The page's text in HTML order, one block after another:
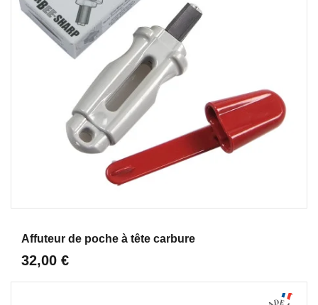
Affuteur de poche à tête carbure
32,00 €